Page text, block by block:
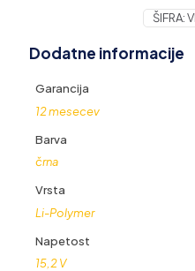
ŠIFRA:
Dodatne informacije
Garancija
12 mesecev
Barva
črna
Vrsta
Li-Polymer
Napetost
15,2 V